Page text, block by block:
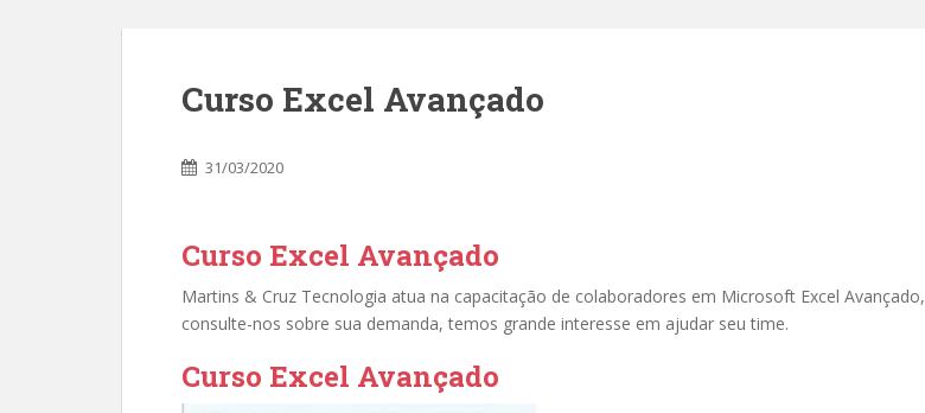
Curso Excel Avançado
31/03/2020
Curso Excel Avançado
Martins & Cruz Tecnologia atua na capacitação de colaboradores em Microsoft Excel Avançado,
consulte-nos sobre sua demanda, temos grande interesse em ajudar seu time.
Curso Excel Avançado